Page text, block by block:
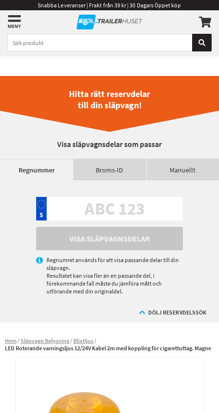
Snabba Leveranser | Frakt från 39 kr | 30 Dagars Öppet köp
Hitta rätt reservdelar
till din släpvagn!
Visa släpvagnsdelar som passar
Regnummer Broms-ID Manuellt
VISA SLÄPVAGNSDELAR
Regnumret används för att visa passande delar till din
släpvagn.
Resultatet kan visa fler än en passande del, i
förekommande fall måste du jämföra mått och
utförande med din originaldel.
DÖLJ RESERVDELSSÖK
Hem Släpvagn Belysning Blixtljus
LED Roterande varningsljus 12/24V Kabel 2m med koppling för cigarettuttag. Magne